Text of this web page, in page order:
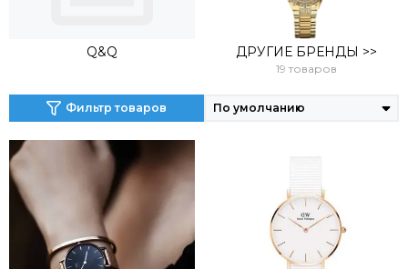
Q&Q ДРУГИЕ БРЕНДЫ >>
19 товаров
Фильтр товаров